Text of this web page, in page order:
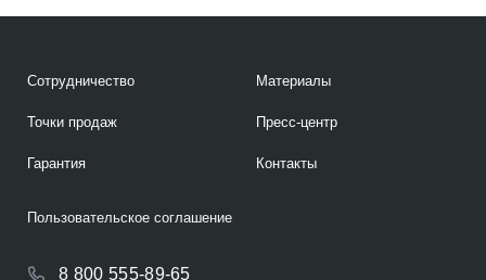
Сотрудничество
Точки продаж
Гарантия
Материалы
Пресс-центр
Контакты
8 800 555-89-65
Пользовательское соглашение